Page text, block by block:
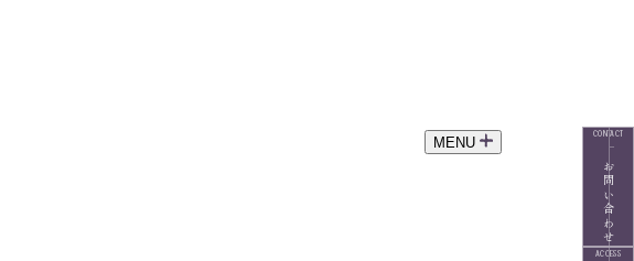
MENU
CONTACT
お問い合わせ
ACCESS